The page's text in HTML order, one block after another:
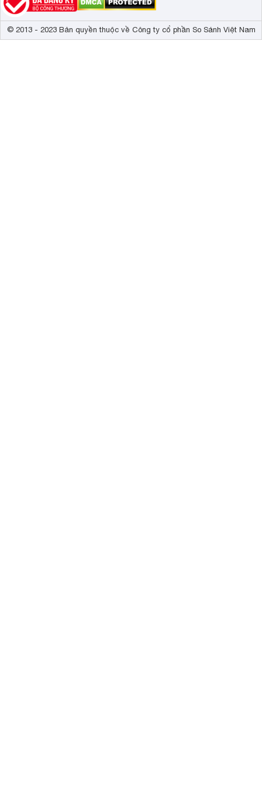
© 2013 - 2023 Bản quyền thuộc về Công ty cổ phần So Sánh Việt Nam